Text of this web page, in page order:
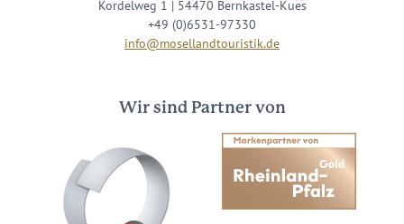
Kordelweg 1 | 54470 Bernkastel-Kues
+49 (0)6531-97330
info@mosellandtouristik.de
Wir sind Partner von